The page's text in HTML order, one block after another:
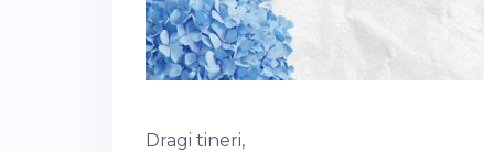
Dragi tineri,